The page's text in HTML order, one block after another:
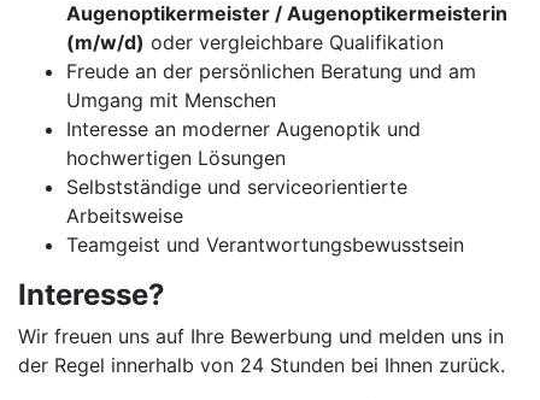
Augenoptikermeister / Augenoptikermeisterin
(m/w/d) oder vergleichbare Qualifikation
Freude an der persönlichen Beratung und am
Umgang mit Menschen
Interesse an moderner Augenoptik und
hochwertigen Lösungen
Selbstständige und serviceorientierte
Arbeitsweise
Teamgeist und Verantwortungsbewusstsein
Interesse?
Wir freuen uns auf Ihre Bewerbung und melden uns in
der Regel innerhalb von 24 Stunden bei Ihnen zurück.